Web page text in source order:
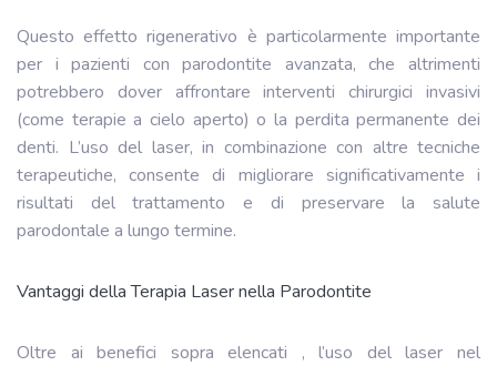
Questo effetto rigenerativo è particolarmente importante
per i pazienti con parodontite avanzata, che altrimenti
potrebbero dover affrontare interventi chirurgici invasivi
(come terapie a cielo aperto) o la perdita permanente dei
denti. L’uso del laser, in combinazione con altre tecniche
terapeutiche, consente di migliorare significativamente i
risultati del trattamento e di preservare la salute
parodontale a lungo termine.
Vantaggi della Terapia Laser nella Parodontite
Oltre ai benefici sopra elencati , l’uso del laser nel